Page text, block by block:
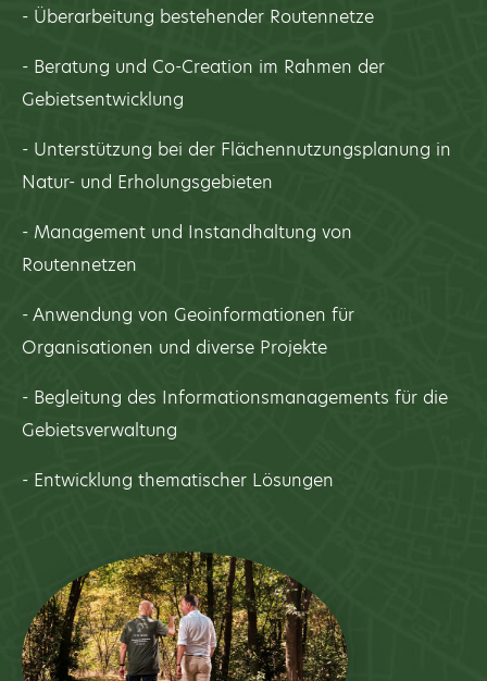
- Überarbeitung bestehender Routennetze
- Beratung und Co-Creation im Rahmen der
Gebietsentwicklung
- Unterstützung bei der Flächennutzungsplanung in
Natur- und Erholungsgebieten
- Management und Instandhaltung von
Routennetzen
- Anwendung von Geoinformationen für
Organisationen und diverse Projekte
- Begleitung des Informationsmanagements für die
Gebietsverwaltung
- Entwicklung thematischer Lösungen